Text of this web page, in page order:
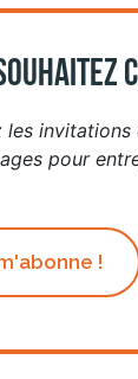
les
pour
!